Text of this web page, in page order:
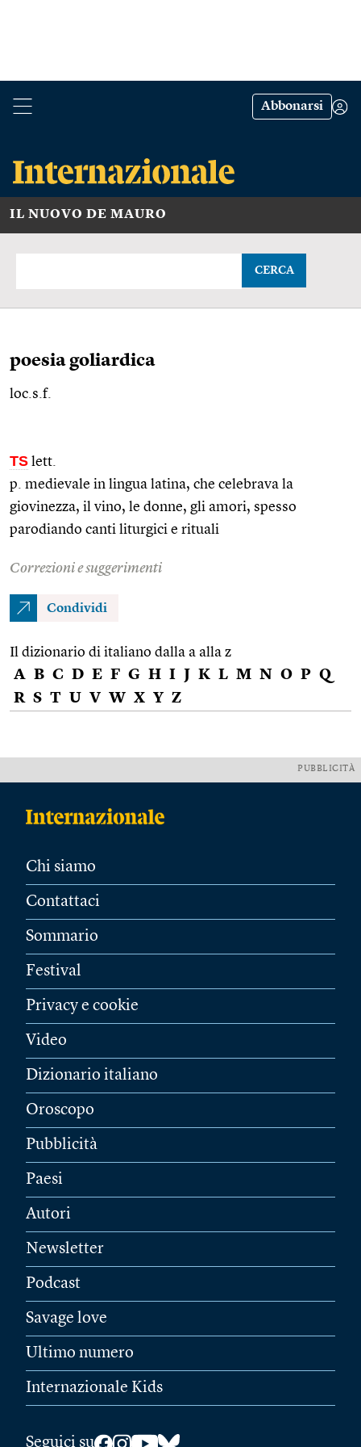
Abbonarsi
IL NUOVO DE MAURO
CERCA
poesia goliardica
loc.s.f.
TS lett.
p. medievale in lingua latina, che celebrava la
giovinezza, il vino, le donne, gli amori, spesso
parodiando canti liturgici e rituali
Correzioni e suggerimenti
Condividi
Il dizionario di italiano dalla a alla z
A B C D E F G H I J K L M N O P Q
R S T U V W X Y Z
PUBBLICITÀ
Chi siamo
Contattaci
Sommario
Festival
Privacy e cookie
Video
Dizionario italiano
Oroscopo
Pubblicità
Paesi
Autori
Newsletter
Podcast
Savage love
Ultimo numero
Internazionale Kids
Seguici su